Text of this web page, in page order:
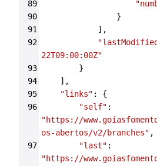
89
90
}
91
],
92
22T09:00:00Z"
93
}
94
],
95
"links" : {
96
"self"
"https://
os-abertos/v2/branches" ,
97
"last"
"https://